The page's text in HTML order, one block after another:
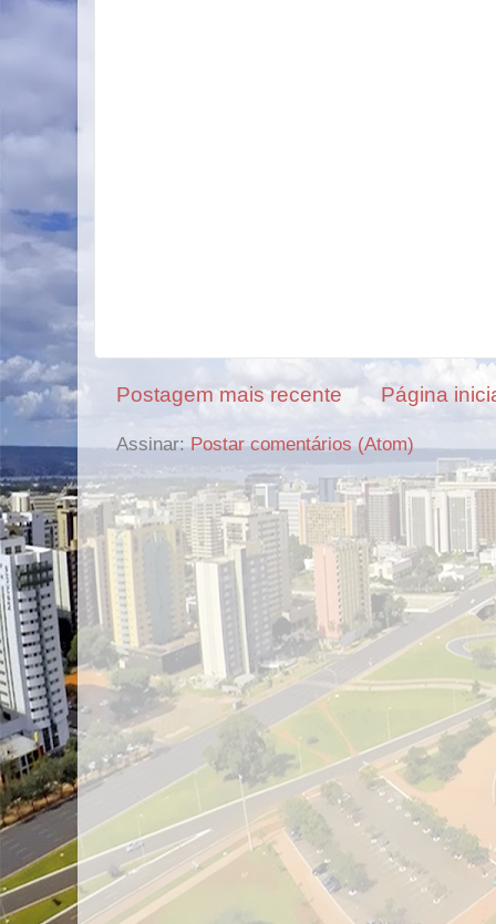
Postagem mais recente Página
Assinar:Postar comentários (Atom)